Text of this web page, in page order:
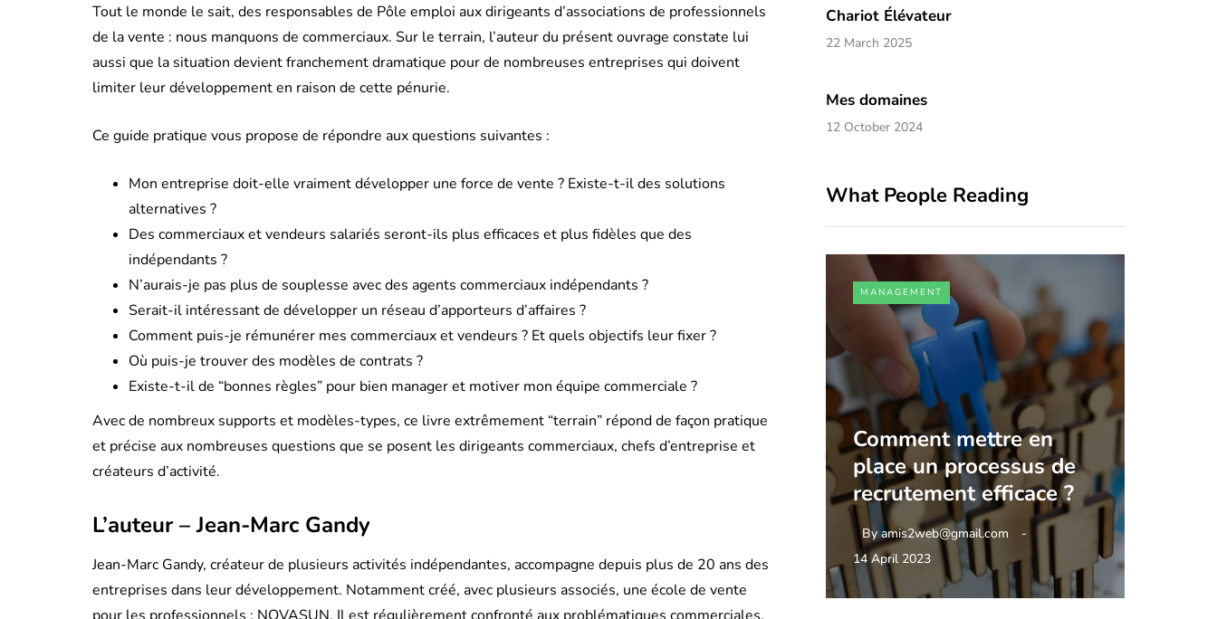
Tout le monde le sait, des responsables de Pôle emploi aux dirigeants d’associations de professionnels
de la vente : nous manquons de commerciaux. Sur le terrain, l’auteur du présent ouvrage constate lui
aussi que la situation devient franchement dramatique pour de nombreuses entreprises qui doivent
limiter leur développement en raison de cette pénurie.
Ce guide pratique vous propose de répondre aux questions suivantes :
Mon entreprise doit-elle vraiment développer une force de vente ? Existe-t-il des solutions
alternatives ?
Des commerciaux et vendeurs salariés seront-ils plus efficaces et plus fidèles que des
indépendants ?
N’aurais-je pas plus de souplesse avec des agents commerciaux indépendants ?
Serait-il intéressant de développer un réseau d’apporteurs d’affaires ?
Comment puis-je rémunérer mes commerciaux et vendeurs ? Et quels objectifs leur fixer ?
Où puis-je trouver des modèles de contrats ?
Existe-t-il de “bonnes règles” pour bien manager et motiver mon équipe commerciale ?
Avec de nombreux supports et modèles-types, ce livre extrêmement “terrain” répond de façon pratique
et précise aux nombreuses questions que se posent les dirigeants commerciaux, chefs d’entreprise et
créateurs d’activité.
L’auteur – Jean-Marc Gandy
Jean-Marc Gandy, créateur de plusieurs activités indépendantes, accompagne depuis plus de 20 ans des
entreprises dans leur développement. Notamment créé, avec plusieurs associés, une école de vente
pour les professionnels : NOVASUN. Il est régulièrement confronté aux problématiques commerciales,
Chariot Élévateur
22 March 2025
Mes domaines
12 October 2024
What People Reading
MARKETING
Byamis2web@gmail.com
11 April 2023
LOGICIELS MICROSOFT
12 April 2023
MANAGEMENT
Comment mettre en
place un processus de
recrutement efficace ?
Byamis2web@gmail.com
14 April 2023